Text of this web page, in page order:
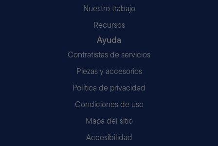
Nuestro trabajo
Recursos
Ayuda
Contratistas de servicios
Piezas y accesorios
Política de privacidad
Condiciones de uso
Mapa del sitio
Accesibilidad